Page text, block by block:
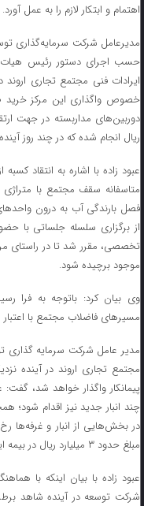
اهتمام و ابتکار لازم را به ‌عمل آورد.
مدیرعامل شرکت سرمایه‌گذاری
حسب اجرای دستور رئیس هیات
ایرادات فنی مجتمع تجاری اروند
خصوص واگذاری این مرکز خرید
ریال انجام شده که در چند روز
عبود زاده با اشاره به انتقاد
فصل بارندگی آب به درون
از برگزاری سلسله جلساتی با
تخصصی، مقرر شد تا در راستای
موجود برچیده شود.
وی بیان کرد: باتوجه به فرا
مسیرهای فاضلاب مجتمع با اعتبار ۸۰۰ میلیون ریالی، توسط پیمانکار لایروبی شد.
مدیر عامل شرکت سرمایه گذاری
مجتمع تجاری اروند در آینده
پیمانکار واگذار خواهد شد،
چند انبار جدید نیز اقدام شود؛
در بخش‌هایی از انبار و غرفه‌ها
مبلغ حدود ۳ میلیارد ریال در بیمه ایران منعقد شد.
عبود زاده با بیان اینکه با
شرکت توسعه در آینده شاهد